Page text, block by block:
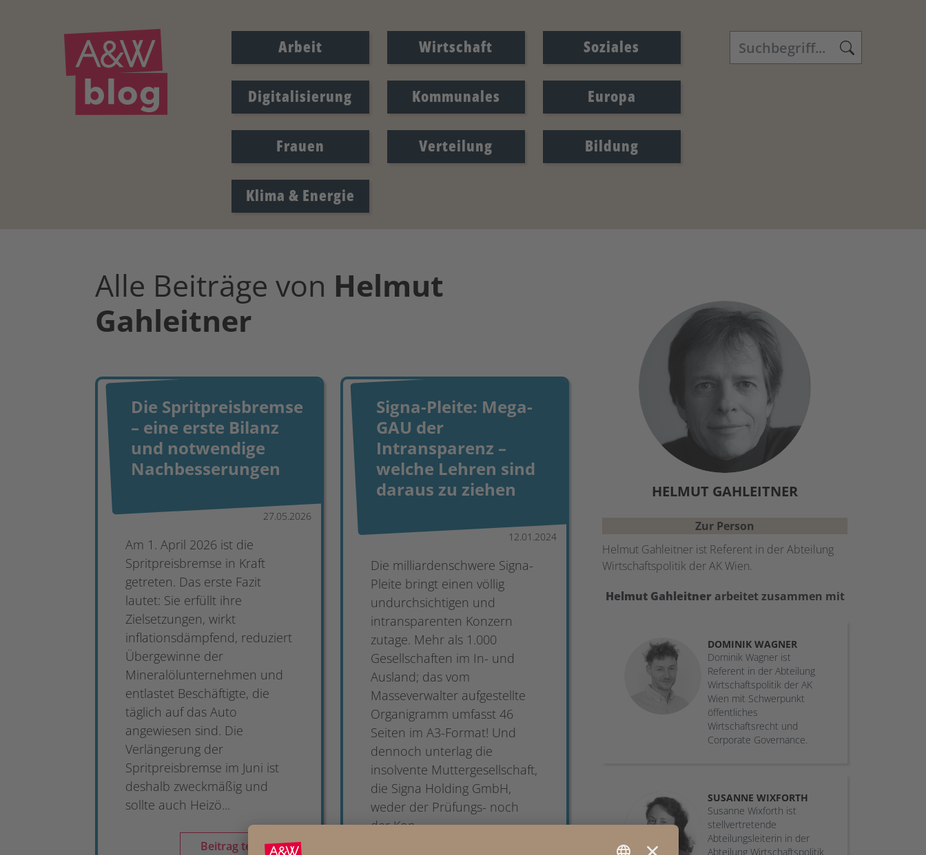
Arbeit Wirtschaft Soziales
Digitalisierung Kommunales Europa
Frauen Verteilung Bildung
Klima & Energie
Alle Beiträge von Helmut
Gahleitner
Die Spritpreisbremse
– eine erste Bilanz
und notwendige
Nachbesserungen
Am 1. April 2026 ist die
Spritpreisbremse in Kraft
getreten. Das erste Fazit
lautet: Sie erfüllt ihre
Zielsetzungen, wirkt
inflationsdämpfend, reduziert
Übergewinne der
Mineralölunternehmen und
entlastet Beschäftigte, die
täglich auf das Auto
angewiesen sind. Die
Verlängerung der
Spritpreisbremse im Juni ist
deshalb zweckmäßig und
sollte auch Heizö...
Beitrag teilen
27.05.2026
Signa-Pleite: Mega-
GAU der
Intransparenz –
welche Lehren sind
daraus zu ziehen
Die milliardenschwere Signa-
Pleite bringt einen völlig
undurchsichtigen und
intransparenten Konzern
zutage. Mehr als 1.000
Gesellschaften im In- und
Ausland; das vom
Masseverwalter aufgestellte
Organigramm umfasst 46
Seiten im A3-Format! Und
dennoch unterlag die
insolvente Muttergesellschaft,
die Signa Holding GmbH,
weder der Prüfungs- noch
der Kon...
12.01.2024
HELMUT GAHLEITNER
Zur Person
Helmut Gahleitner ist Referent in der Abteilung
Wirtschaftspolitik der AK Wien.
Helmut Gahleitner arbeitet zusammen mit
DOMINIK WAGNER
Dominik Wagner ist
Referent in der Abteilung
Wirtschaftspolitik der AK
Wien mit Schwerpunkt
öffentliches
Wirtschaftsrecht und
Corporate Governance.
SUSANNE WIXFORTH
Susanne Wixforth ist
stellvertretende
Abteilungsleiterin in der
Abteilung Wirtschaftspolitik